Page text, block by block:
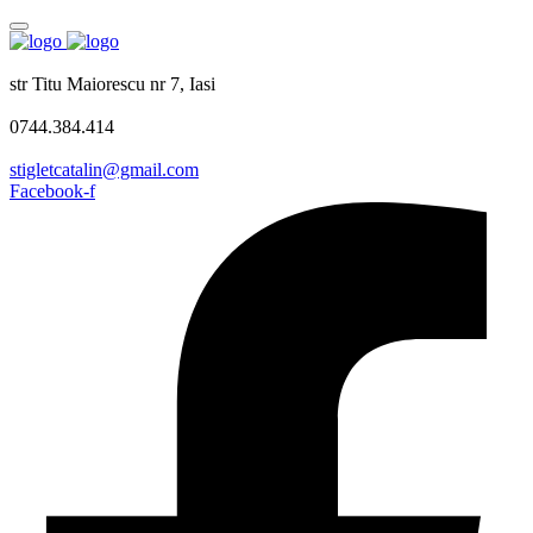
str Titu Maiorescu nr 7, Iasi
0744.384.414
stigletcatalin@gmail.com
Facebook-f